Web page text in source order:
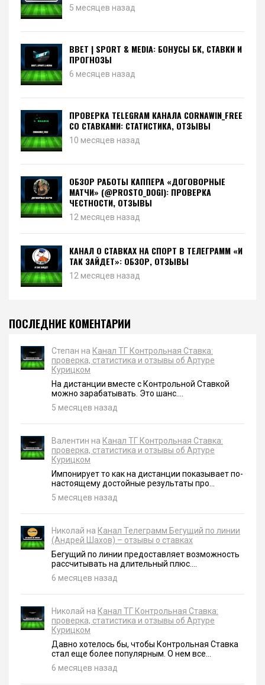
5 месяцев назад
BBET | SPORT & MEDIA: БОНУСЫ БК, СТАВКИ И
ПРОГНОЗЫ
6 месяцев назад
ПРОВЕРКА TELEGRAM КАНАЛА CORNAWIN_FREE
СО СТАВКАМИ: СТАТИСТИКА, ОТЗЫВЫ
10 месяцев назад
ОБЗОР РАБОТЫ КАППЕРА «ДОГОВОРНЫЕ
МАТЧИ» (@PROSTO_DOGI): ПРОВЕРКА
ЧЕСТНОСТИ, ОТЗЫВЫ
12 месяцев назад
КАНАЛ О СТАВКАХ НА СПОРТ В ТЕЛЕГРАММ «И
ТАК ЗАЙДЕТ»: ОБЗОР, ОТЗЫВЫ
12 месяцев назад
ПОСЛЕДНИЕ КОМЕНТАРИИ
Степан на Канал ТГ Контрольная Ставка:
проверка, статистика и отзывы об Артуре
Курицком
На дистанции вместе с Контрольной Ставкой
можно зарабатывать. Это шанс....
5 месяцев назад
Валентин на Канал ТГ Контрольная Ставка:
проверка, статистика и отзывы об Артуре
Курицком
Импонирует то как на дистанции показывает по-
настоящему достойные результаты про...
5 месяцев назад
Николай на Канал Телеграмм Бегущий по линии
(Андрей Шахов) – отзывы о ставках
Бегущий по линии предоставляет возможность
рассчитывать на длительный плюс....
6 месяцев назад
Николай на Канал ТГ Контрольная Ставка:
проверка, статистика и отзывы об Артуре
Курицком
Давно хотелось бы, чтобы Контрольная Ставка
стал еще более популярным. О нем все...
6 месяцев назад